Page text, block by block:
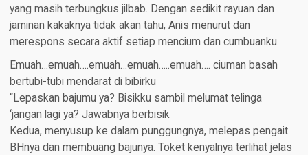
yang masih terbungkus jilbab. Dengan sedikit rayuan dan
jaminan kakaknya tidak akan tahu, Anis menurut dan
merespons secara aktif setiap mencium dan cumbuanku.
Emuah…emuah….emuah…emuah…..emuah…. ciuman basah
bertubi-tubi mendarat di bibirku
“Lepaskan bajumu ya? Bisikku sambil melumat telinga
‘jangan lagi ya? Jawabnya berbisik
Kedua, menyusup ke dalam punggungnya, melepas pengait
BHnya dan membuang bajunya. Toket kenyalnya terlihat jelas